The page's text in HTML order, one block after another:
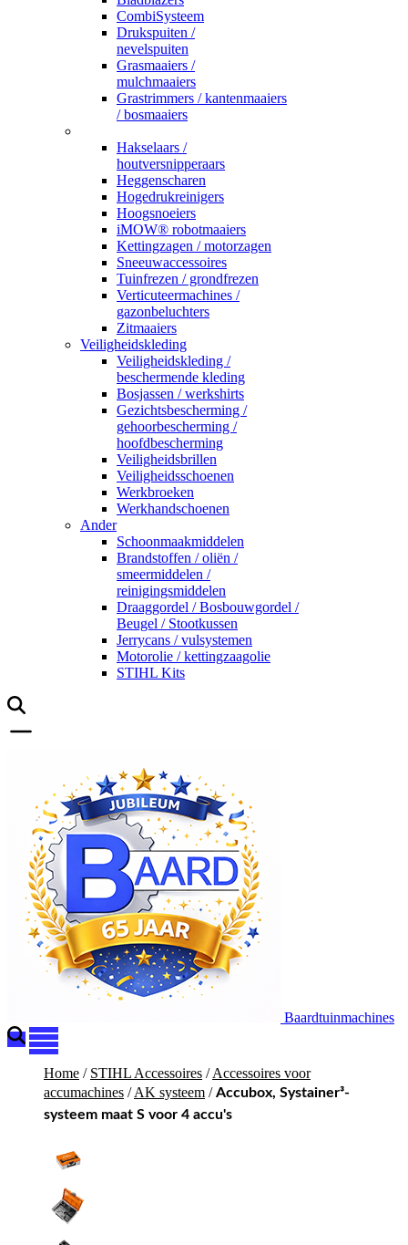
CombiSysteem
Drukspuiten /
nevelspuiten
Grasmaaiers /
mulchmaaiers
Grastrimmers / kantenmaaiers
/ bosmaaiers
Hakselaars /
houtversnipperaars
Heggenscharen
Hogedrukreinigers
Hoogsnoeiers
iMOW® robotmaaiers
Kettingzagen / motorzagen
Sneeuwaccessoires
Tuinfrezen / grondfrezen
Verticuteermachines /
gazonbeluchters
Zitmaaiers
Veiligheidskleding
Veiligheidskleding /
beschermende kleding
Bosjassen / werkshirts
Gezichtsbescherming /
gehoorbescherming /
hoofdbescherming
Veiligheidsbrillen
Veiligheidsschoenen
Werkbroeken
Werkhandschoenen
Ander
Schoonmaakmiddelen
Brandstoffen / oliën /
smeermiddelen /
reinigingsmiddelen
Draaggordel / Bosbouwgordel /
Beugel / Stootkussen
Jerrycans / vulsystemen
Motorolie / kettingzaagolie
STIHL Kits
Baardtuinmachines
Home / STIHL Accessoires /Accessoires voor
accumachines /AK systeem /Accubox, Systainer³-
systeem maat S voor 4 accu's